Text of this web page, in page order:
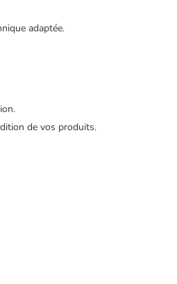
adaptée.
de vos produits.